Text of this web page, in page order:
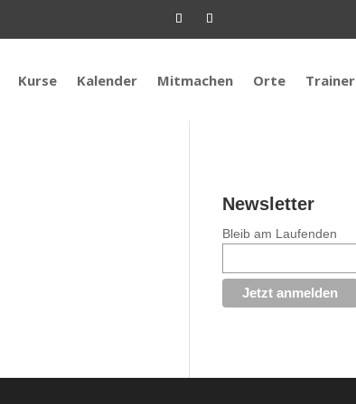
Kurse Kalender Mitmachen Orte Trainer
Newsletter
Bleib am Laufenden